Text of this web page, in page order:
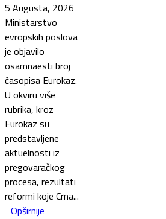
5 Augusta, 2026
Ministarstvo
evropskih poslova
je objavilo
osamnaesti broj
časopisa Eurokaz.
U okviru više
rubrika, kroz
Eurokaz su
predstavljene
aktuelnosti iz
pregovaračkog
procesa, rezultati
reformi koje Crna...
Opširnije